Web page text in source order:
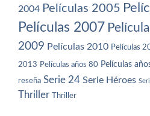
2004 Películas 2005
Películas 2007
2009 Películas 2010 Películas
2013 Películas años 80 Películas
reseña Serie 24 Serie Héroes
Thriller Thriller